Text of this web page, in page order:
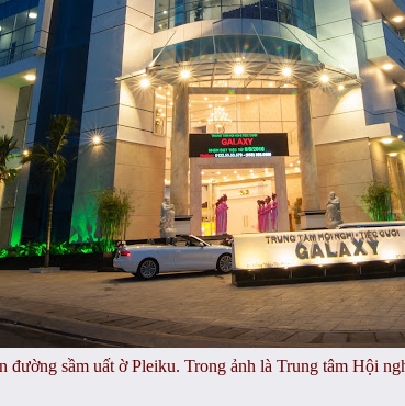
sầm uất ờ Pleiku. Trong ảnh là Trung tâm Hội